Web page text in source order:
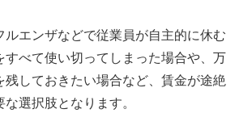
ルエンザなどで従業員が自主的に休む
すべて使い切ってしまった場合や、万
残しておきたい場合など、賃金が途絶
選択肢となります。